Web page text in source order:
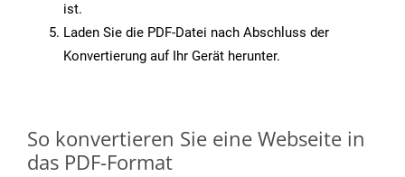
ist.
Laden Sie die PDF-Datei nach Abschluss der
Konvertierung auf Ihr Gerät herunter.
So konvertieren Sie eine Webseite in
das PDF-Format